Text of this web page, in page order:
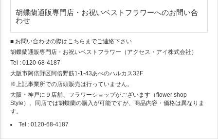
胡蝶蘭通販専門店・お祝いベストフラワーへのお問い合
わせ
■ お問い合わせの際はこちらまでご連絡下さい
胡蝶蘭通販専門店・お祝いベストフラワー（アクセス・アイ株式会社）
Tel : 0120-68-4187
大阪市阿倍野区阿倍野筋1-1-43あべのハルカス32F
※上記事業所での店頭販売は行っていません。
大阪・神戸に９店舗、フラワーショップがございます（flower shop
Style）。同店では胡蝶蘭の購入が可能ですが、商品内容・価格は異なりま
す。
Tel : 0120-68-4187